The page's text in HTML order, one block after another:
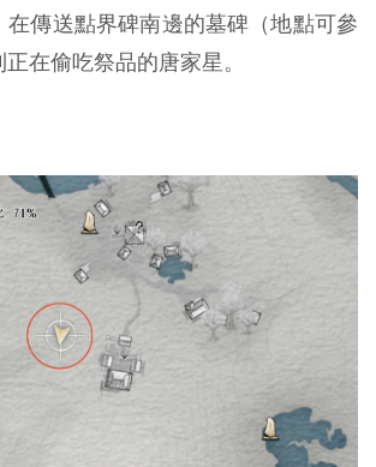
在傳送點界碑南邊的墓碑（地點可參
在偷吃祭品的唐家星。